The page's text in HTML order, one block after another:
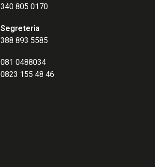
340 805 0170
Segreteria
388 893 5585
081 0488034
0823 155 48 46